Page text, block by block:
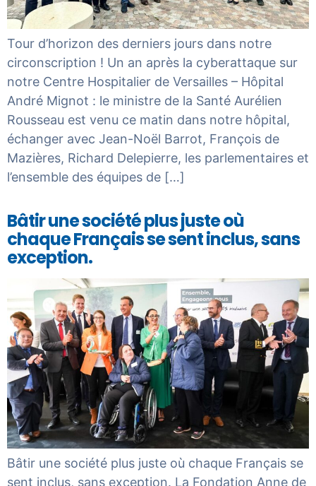
Tour d’horizon des derniers jours dans notre
circonscription ! Un an après la cyberattaque sur
notre Centre Hospitalier de Versailles – Hôpital
André Mignot : le ministre de la Santé Aurélien
Rousseau est venu ce matin dans notre hôpital,
échanger avec Jean-Noël Barrot, François de
Mazières, Richard Delepierre, les parlementaires et
l’ensemble des équipes de […]
Bâtir une société plus juste où
chaque Français se sent inclus, sans
exception.
Bâtir une société plus juste où chaque Français se
sent inclus, sans exception. La Fondation Anne de